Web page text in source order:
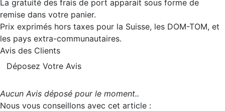
La gratuité des frais de port apparait sous forme de
remise dans votre panier.
Prix exprimés hors taxes pour la Suisse, les DOM-TOM, et
les pays extra-communautaires.
Avis des Clients
Déposez Votre Avis
Aucun Avis déposé pour le moment..
Nous vous conseillons avec cet article :